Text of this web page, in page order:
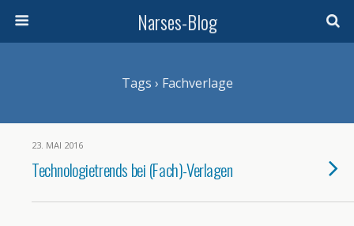
Narses-Blog
Tags › Fachverlage
23. MAI 2016
Technologietrends bei (Fach)-Verlagen